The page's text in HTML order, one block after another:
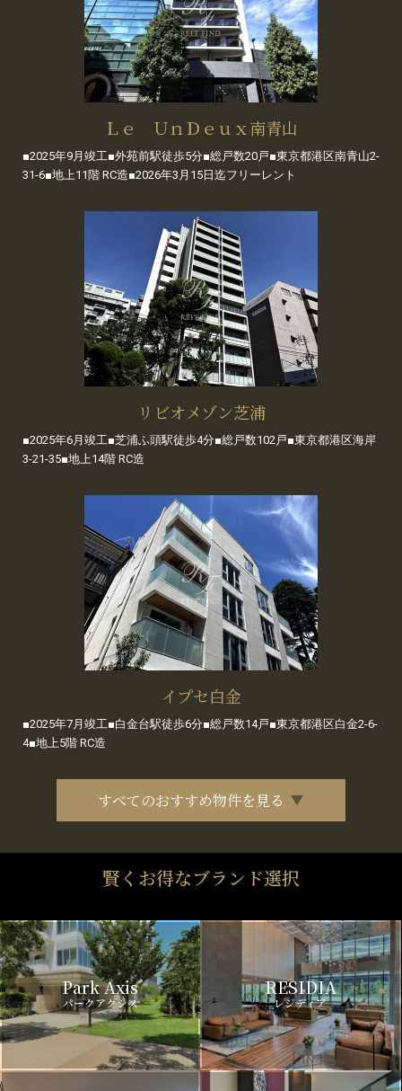
Ｌｅ ＵｎＤｅｕｘ南青山
■2025年9月竣工■外苑前駅徒歩5分■総戸数20戸■東京都港区南青山2-
31-6■地上11階 RC造■2026年3月15日迄フリーレント
リビオメゾン芝浦
■2025年6月竣工■芝浦ふ頭駅徒歩4分■総戸数102戸■東京都港区海岸
3-21-35■地上14階 RC造
イプセ白金
■2025年7月竣工■白金台駅徒歩6分■総戸数14戸■東京都港区白金2-6-
4■地上5階 RC造
すべてのおすすめ物件を見る
賢くお得なブランド選択
Park Axis
パークアクシス
RESIDIA
レジディア